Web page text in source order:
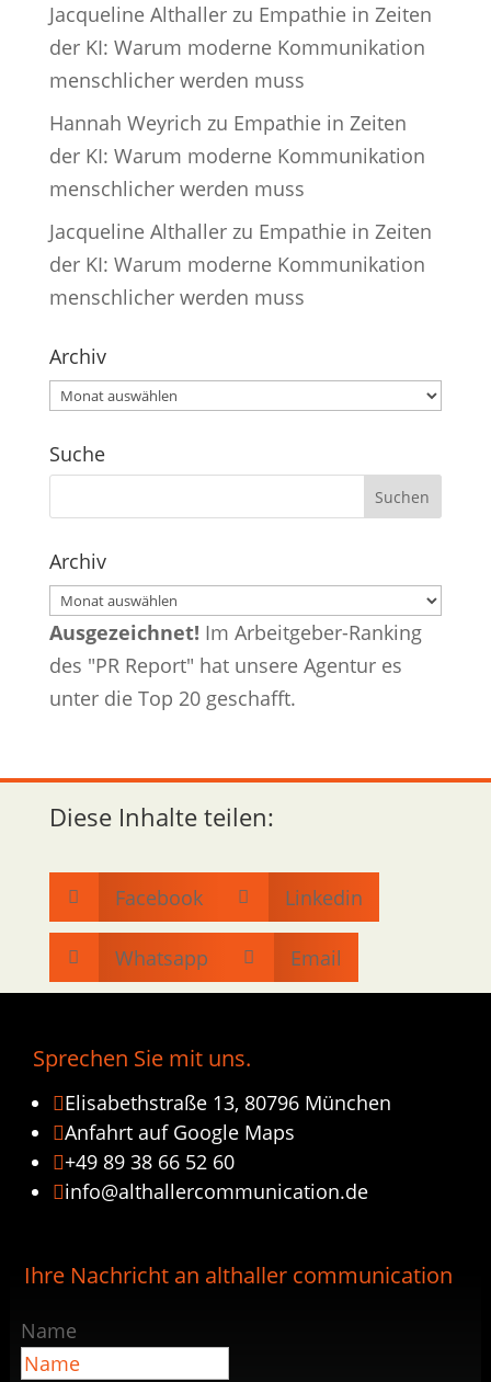
Jacqueline Althallerzu Empathie in Zeiten
der KI: Warum moderne Kommunikation
menschlicher werden muss
Hannah Weyrich zu Empathie in Zeiten
der KI: Warum moderne Kommunikation
menschlicher werden muss
Jacqueline Althallerzu Empathie in Zeiten
der KI: Warum moderne Kommunikation
menschlicher werden muss
Archiv
Archiv
Suche
Archiv
Archiv
Ausgezeichnet! Im Arbeitgeber-Ranking
des "PR Report" hat unsere Agentur es
unter die Top 20 geschafft.
Diese Inhalte teilen:
 Facebook  Linkedin
 Whatsapp  Email
Sprechen Sie mit uns.
Elisabethstraße 13, 80796 München
Anfahrt auf Google Maps
+49 89 38 66 52 60
info@althallercommunication.de
Ihre Nachricht an althaller communication
Name